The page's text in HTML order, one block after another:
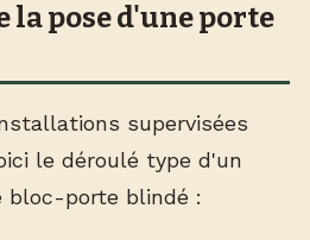
la pose d'une porte
supervisées
le déroulé type d'un
bloc-porte blindé :